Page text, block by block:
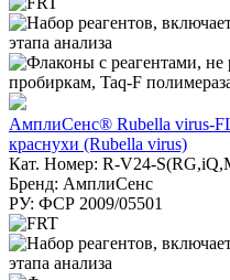
АмплиСенс® Rubella virus-
краснухи (Rubella virus)
Кат. Номер: R-V24-
Бренд: АмплиСенс
РУ: ФСР 2009/05501